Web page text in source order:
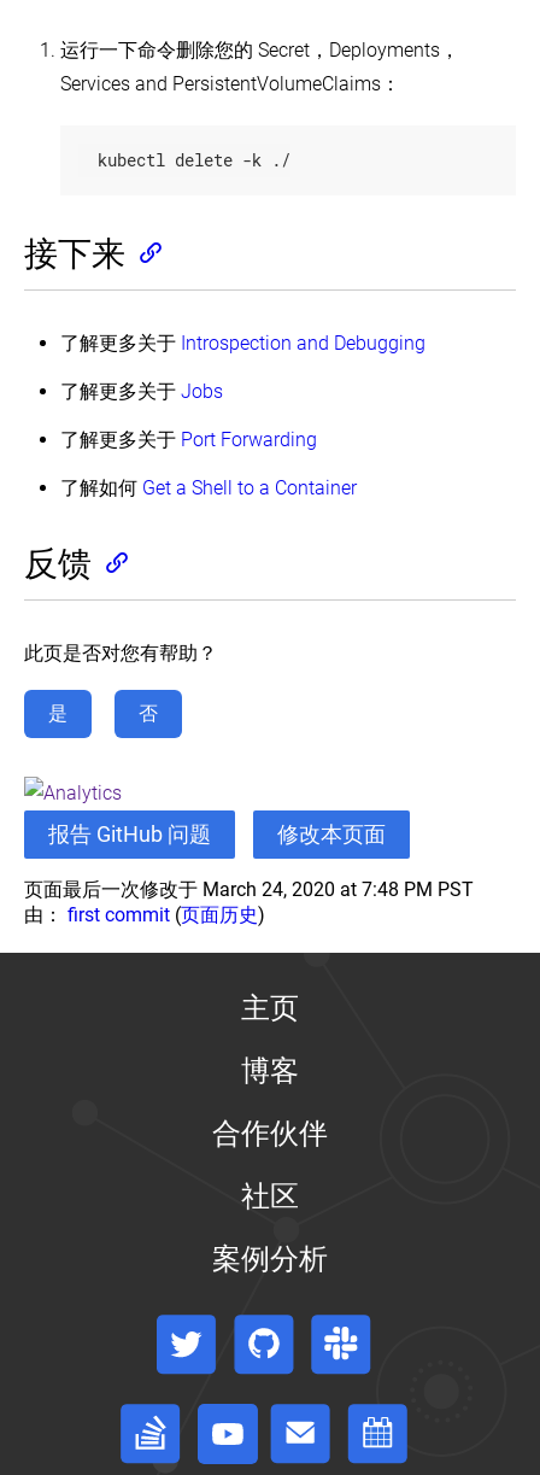
运行一下命令删除您的 Secret，Deployments，
Services and PersistentVolumeClaims：
  kubectl delete -k ./
接下来
了解更多关于 Introspection and Debugging
了解更多关于 Jobs
了解更多关于 Port Forwarding
了解如何 Get a Shell to a Container
反馈
此页是否对您有帮助？
是 否
报告 GitHub 问题 修改本页面
页面最后一次修改于 March 24, 2020 at 7:48 PM PST
由： first commit (页面历史)
主页
博客
合作伙伴
社区
案例分析
Twitter GitHub Slack
Stack Overflow 论坛 事件日历